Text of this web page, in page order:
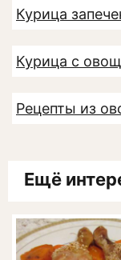
Курица
Курица с
Рецепты из
Ещё